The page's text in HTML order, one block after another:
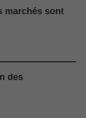
marchés sont
des